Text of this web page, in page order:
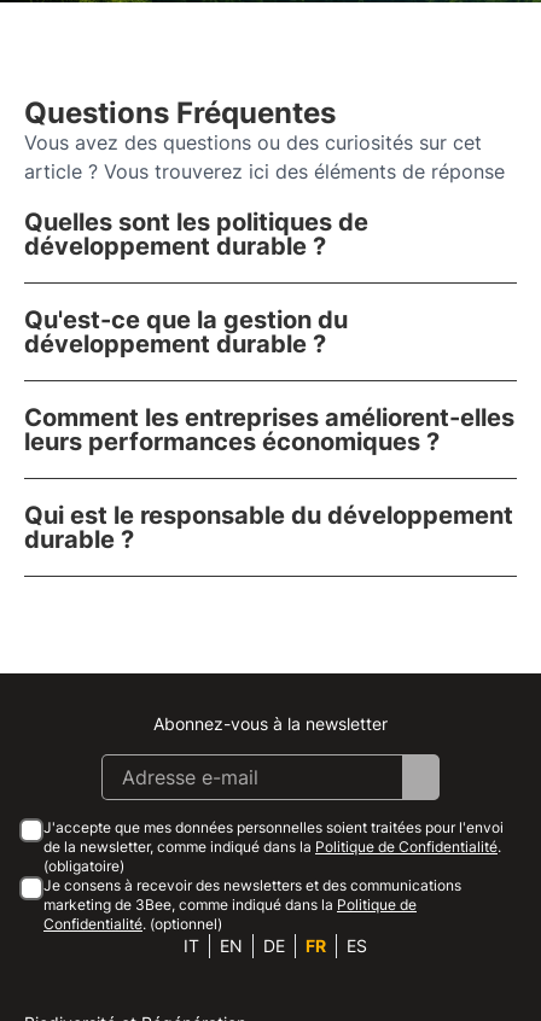
Questions Fréquentes
Vous avez des questions ou des curiosités sur cet
article ? Vous trouverez ici des éléments de réponse
Quelles sont les politiques de
développement durable ?
Qu'est-ce que la gestion du
développement durable ?
Comment les entreprises améliorent-elles
leurs performances économiques ?
Qui est le responsable du développement
durable ?
Instagram
Facebook
Linkedin
Youtube
Abonnez-vous à la newsletter
J'accepte que mes données personnelles soient traitées pour l'envoi
de la newsletter, comme indiqué dans la Politique de Confidentialité.
(obligatoire)
Je consens à recevoir des newsletters et des communications
marketing de 3Bee, comme indiqué dans la Politique de
Confidentialité. (optionnel)
IT EN DE FR ES